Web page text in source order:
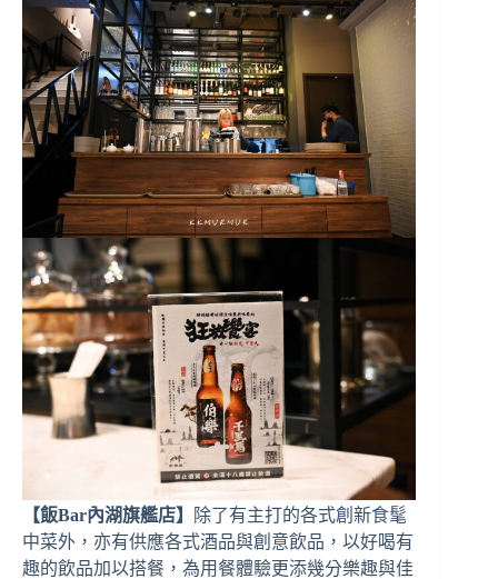
【飯Bar內湖旗艦店】
除了有主打的各式創新食髦
中菜外，亦有供應各式酒品與創意飲品，以好喝有
趣的飲品加以搭餐，為用餐體驗更添幾分樂趣與佳